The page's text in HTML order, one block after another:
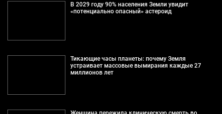
В 2029 году 90% населения Земли увидит
«потенциально опасный» астероид
Тикающие часы планеты: почему Земля
устраивает массовые вымирания каждые 27
миллионов лет